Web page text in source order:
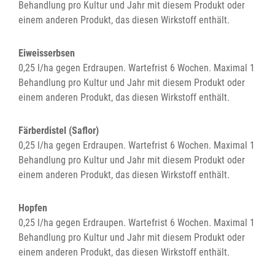
Behandlung pro Kultur und Jahr mit diesem Produkt oder
einem anderen Produkt, das diesen Wirkstoff enthält.
Eiweisserbsen
0,25 l/ha gegen Erdraupen. Wartefrist 6 Wochen. Maximal 1
Behandlung pro Kultur und Jahr mit diesem Produkt oder
einem anderen Produkt, das diesen Wirkstoff enthält.
Färberdistel (Saflor)
0,25 l/ha gegen Erdraupen. Wartefrist 6 Wochen. Maximal 1
Behandlung pro Kultur und Jahr mit diesem Produkt oder
einem anderen Produkt, das diesen Wirkstoff enthält.
Hopfen
0,25 l/ha gegen Erdraupen. Wartefrist 6 Wochen. Maximal 1
Behandlung pro Kultur und Jahr mit diesem Produkt oder
einem anderen Produkt, das diesen Wirkstoff enthält.